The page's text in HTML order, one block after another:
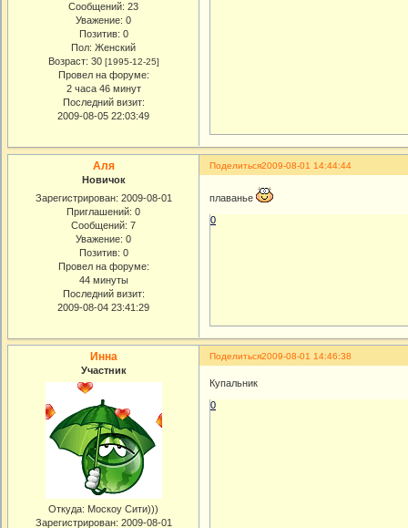
Сообщений: 23
Уважение: 0
Позитив: 0
Пол: Женский
Возраст: 30 [1995-12-25]
Провел на форуме:
2 часа 46 минут
Последний визит:
2009-08-05 22:03:49
Поделиться2009-08-01 14:44:44
Аля
Новичок
Зарегистрирован: 2009-08-01
Приглашений: 0
Сообщений: 7
Уважение: 0
Позитив: 0
Провел на форуме:
44 минуты
Последний визит:
2009-08-04 23:41:29
плаванье
0
Поделиться2009-08-01 14:46:38
Инна
Участник
Откуда: Москоу Сити)))
Зарегистрирован: 2009-08-01
Купальник
0